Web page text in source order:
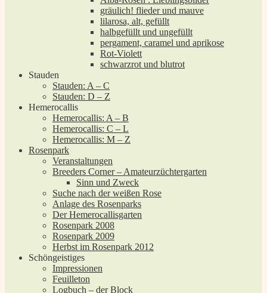
gräulich! flieder und mauve
lilarosa, alt, gefüllt
halbgefüllt und ungefüllt
pergament, caramel und aprikose
Rot-Violett
schwarzrot und blutrot
Stauden
Stauden: A – C
Stauden: D – Z
Hemerocallis
Hemerocallis: A – B
Hemerocallis: C – L
Hemerocallis: M – Z
Rosenpark
Veranstaltungen
Breeders Corner – Amateurzüchtergarten
Sinn und Zweck
Suche nach der weißen Rose
Anlage des Rosenparks
Der Hemerocallisgarten
Rosenpark 2008
Rosenpark 2009
Herbst im Rosenpark 2012
Schöngeistiges
Impressionen
Feuilleton
Logbuch – der Block